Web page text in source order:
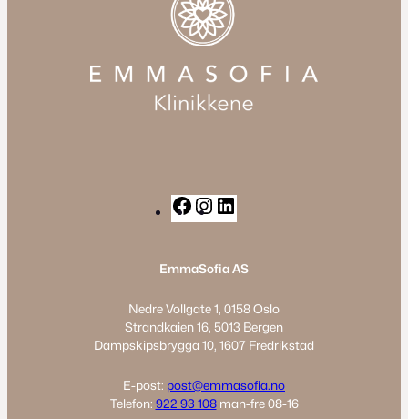
F
a
e
o
o
n
t
g
r
m
i
k
d
I
EmmaSofia AS
Nedre Vollgate 1, 0158 Oslo
Strandkaien 16, 5013 Bergen
Dampskipsbrygga 10, 1607 Fredrikstad
E-post: post@emmasofia.no
Telefon: 922 93 108man-fre 08-16